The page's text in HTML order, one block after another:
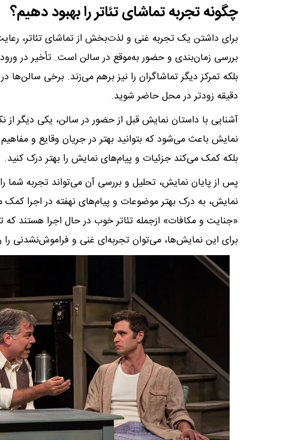
چگونه تجربه تماشای تئاتر را بهبود دهیم؟
برای داشتن یک تجربه غنی و لذت‌بخش از تماشای تئاتر،
بررسی زمان‌بندی و حضور به‌موقع در سالن است. تأخیر در
بلکه تمرکز دیگر تماشاگران را نیز برهم می‌زند. برخی سالن‌ها
دقیقه زودتر در محل حاضر شوید.
آشنایی با داستان نمایش قبل از حضور در سالن، یکی دیگر
نمایش باعث می‌شود که بتوانید بهتر در جریان وقایع و
بلکه کمک می‌کند جزئیات و پیام‌های نمایش را بهتر درک کنید.
پس از پایان نمایش، تحلیل و بررسی آن می‌تواند تجربه شما
نمایش، به درک بهتر موضوعات و پیام‌های نهفته در اجرا
«جنایت و مکافات» ازجمله تئاتر خوب در حال اجرا هستند که
برای این نمایش‌ها، می‌توان تجربه‌ای غنی و فراموش‌نشدنی را